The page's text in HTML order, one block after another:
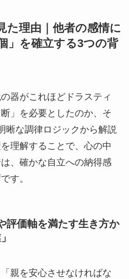
た理由｜他者の感情に
」を確立する3つの背
器がこれほどドラスティ
」を必要としたのか、そ
晰な調律ロジックから解説
理解することで、心の中
、確かな自立への納得感
す。
評価軸を満たす生き方か
親を安心させなければな